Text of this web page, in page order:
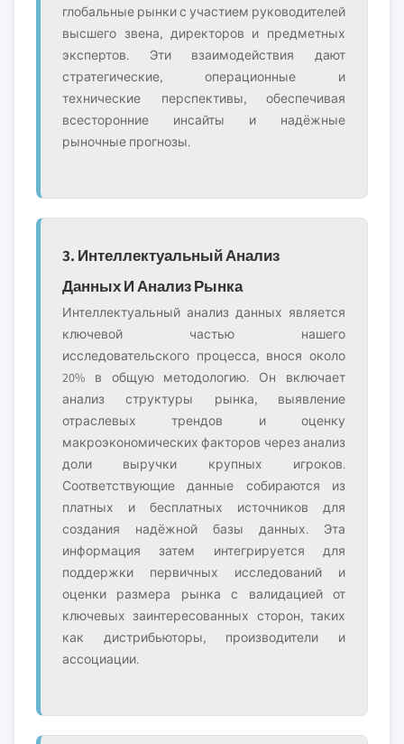
глобальные рынки с участием руководителей
высшего звена, директоров и предметных
экспертов. Эти взаимодействия дают
стратегические, операционные и
технические перспективы, обеспечивая
всесторонние инсайты и надёжные
рыночные прогнозы.
3. Интеллектуальный Анализ
Данных И Анализ Рынка
Интеллектуальный анализ данных является
ключевой частью нашего
исследовательского процесса, внося около
20% в общую методологию. Он включает
анализ структуры рынка, выявление
отраслевых трендов и оценку
макроэкономических факторов через анализ
доли выручки крупных игроков.
Соответствующие данные собираются из
платных и бесплатных источников для
создания надёжной базы данных. Эта
информация затем интегрируется для
поддержки первичных исследований и
оценки размера рынка с валидацией от
ключевых заинтересованных сторон, таких
как дистрибьюторы, производители и
ассоциации.